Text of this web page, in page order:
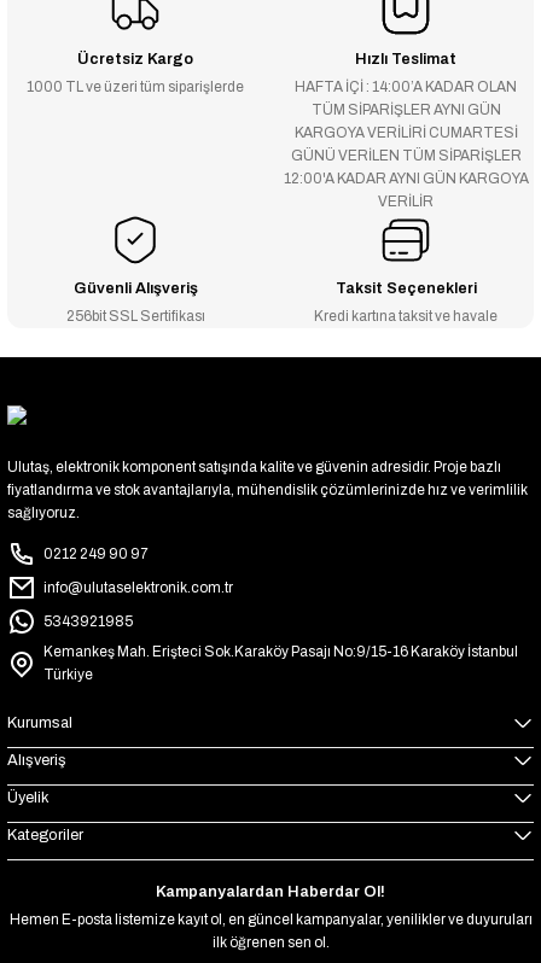
Ücretsiz Kargo
1000 TL ve üzeri tüm siparişlerde
Hızlı Teslimat
HAFTA İÇİ : 14:00’A KADAR OLAN
TÜM SİPARİŞLER AYNI GÜN
KARGOYA VERİLİRİ CUMARTESİ
GÜNÜ VERİLEN TÜM SİPARİŞLER
12:00'A KADAR AYNI GÜN KARGOYA
VERİLİR
Güvenli Alışveriş
256bit SSL Sertifikası
Taksit Seçenekleri
Kredi kartına taksit ve havale
Ulutaş, elektronik komponent satışında kalite ve güvenin adresidir. Proje bazlı
fiyatlandırma ve stok avantajlarıyla, mühendislik çözümlerinizde hız ve verimlilik
sağlıyoruz.
0212 249 90 97
info@ulutaselektronik.com.tr
5343921985
Kemankeş Mah. Erişteci Sok.Karaköy Pasajı No:9/15-16 Karaköy İstanbul
Türkiye
Kurumsal
Alışveriş
Üyelik
Kategoriler
Kampanyalardan Haberdar Ol!
Hemen E-posta listemize kayıt ol, en güncel kampanyalar, yenilikler ve duyuruları
ilk öğrenen sen ol.